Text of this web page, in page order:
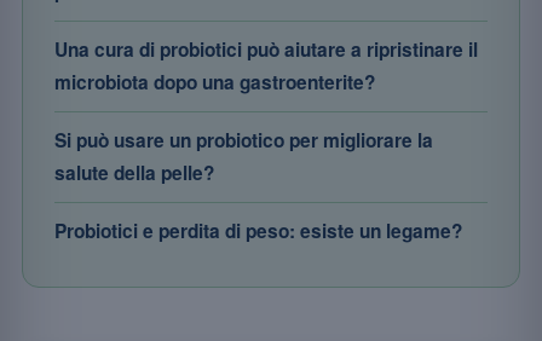
Una cura di probiotici può aiutare a ripristinare il
microbiota dopo una gastroenterite?
Si può usare un probiotico per migliorare la
salute della pelle?
Probiotici e perdita di peso: esiste un legame?